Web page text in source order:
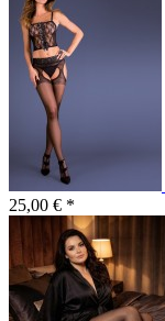
25,00 € *